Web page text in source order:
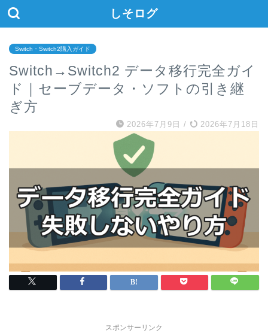
しそログ
Switch・Switch2購入ガイド
Switch→Switch2 データ移行完全ガイ
ド｜セーブデータ・ソフトの引き継
ぎ方
2026年7月9日 / 2026年7月18日
スポンサーリンク